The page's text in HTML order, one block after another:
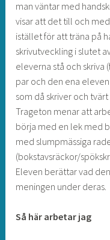
man väntar med
visar att det till och
istället för att träna på
skrivutveckling i slutet
eleverna stå och skriva
par och den ena
som då skriver och tvärt
Trageton menar att
börja med en lek med
med slumpmässiga
(bokstavsräckor/
Eleven berättar vad
meningen under deras.
Så här arbetar jag